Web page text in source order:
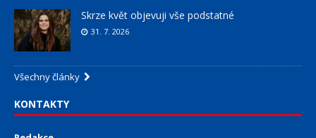
Skrze květ objevuji vše podstatné
31. 7. 2026
Všechny články
KONTAKTY